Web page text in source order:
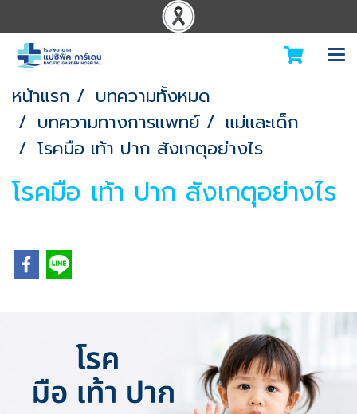
หน้าแรก
บทความทั้งหมด
บทความทางการแพทย์
แม่และเด็ก
โรคมือ เท้า ปาก สังเกตุอย่างไร
โรคมือ เท้า ปาก สังเกตุอย่างไร